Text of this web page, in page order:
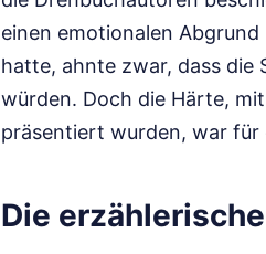
einen emotionalen
hatte, ahnte zwar, dass die
würden. Doch die Härte,
präsentiert wurden, war für